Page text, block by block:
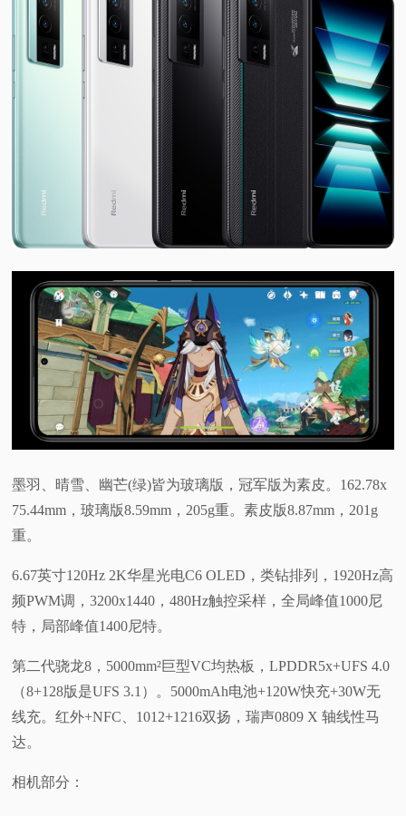
墨羽、晴雪、幽芒(绿)皆为玻璃版，冠军版为素皮。162.78x
75.44mm，玻璃版8.59mm，205g重。素皮版8.87mm，201g
重。
6.67英寸120Hz 2K华星光电C6 OLED，类钻排列，1920Hz高
频PWM调，3200x1440，480Hz触控采样，全局峰值1000尼
特，局部峰值1400尼特。
第二代骁龙8，5000mm²巨型VC均热板，LPDDR5x+UFS 4.0
（8+128版是UFS 3.1）。5000mAh电池+120W快充+30W无
线充。红外+NFC、1012+1216双扬，瑞声0809 X 轴线性马
达。
相机部分：